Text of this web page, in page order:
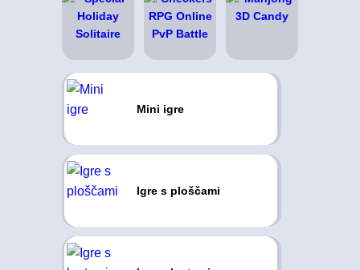
Mini igre
Igre s ploščami